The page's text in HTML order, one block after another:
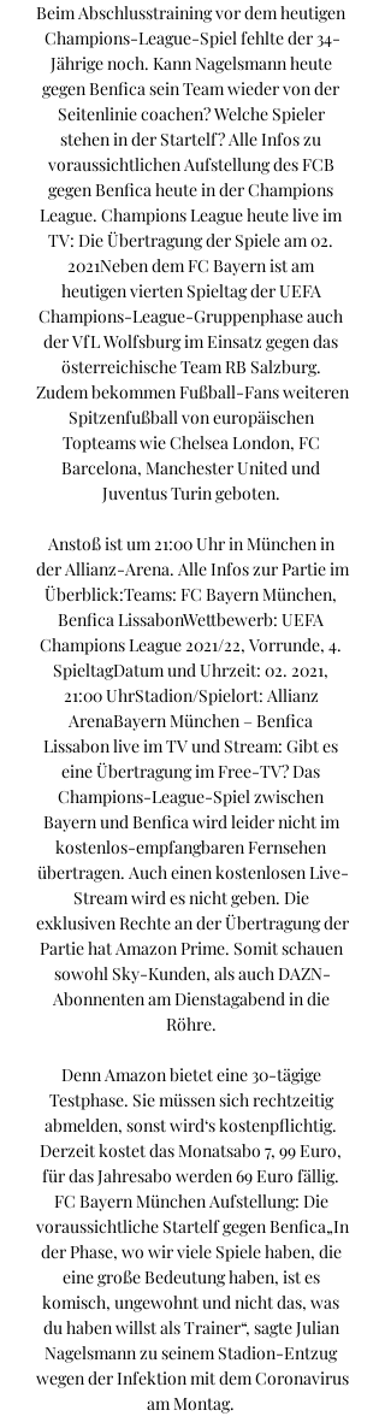
Beim Abschlusstraining vor dem heutigen
Champions-League-Spiel fehlte der 34-
Jährige noch. Kann Nagelsmann heute
gegen Benfica sein Team wieder von der
Seitenlinie coachen? Welche Spieler
stehen in der Startelf? Alle Infos zu
voraussichtlichen Aufstellung des FCB
gegen Benfica heute in der Champions
League. Champions League heute live im
TV: Die Übertragung der Spiele am 02.
2021Neben dem FC Bayern ist am
heutigen vierten Spieltag der UEFA
Champions-League-Gruppenphase auch
der VfL Wolfsburg im Einsatz gegen das
österreichische Team RB Salzburg.
Zudem bekommen Fußball-Fans weiteren
Spitzenfußball von europäischen
Topteams wie Chelsea London, FC
Barcelona, Manchester United und
Juventus Turin geboten.
Anstoß ist um 21:00 Uhr in München in
der Allianz-Arena. Alle Infos zur Partie im
Überblick:Teams: FC Bayern München,
Benfica LissabonWettbewerb: UEFA
Champions League 2021/22, Vorrunde, 4.
SpieltagDatum und Uhrzeit: 02. 2021,
21:00 UhrStadion/Spielort: Allianz
ArenaBayern München – Benfica
Lissabon live im TV und Stream: Gibt es
eine Übertragung im Free-TV? Das
Champions-League-Spiel zwischen
Bayern und Benfica wird leider nicht im
kostenlos-empfangbaren Fernsehen
übertragen. Auch einen kostenlosen Live-
Stream wird es nicht geben. Die
exklusiven Rechte an der Übertragung der
Partie hat Amazon Prime. Somit schauen
sowohl Sky-Kunden, als auch DAZN-
Abonnenten am Dienstagabend in die
Röhre.
Denn Amazon bietet eine 30-tägige
Testphase. Sie müssen sich rechtzeitig
abmelden, sonst wird‘s kostenpflichtig.
Derzeit kostet das Monatsabo 7, 99 Euro,
für das Jahresabo werden 69 Euro fällig.
FC Bayern München Aufstellung: Die
voraussichtliche Startelf gegen Benfica„In
der Phase, wo wir viele Spiele haben, die
eine große Bedeutung haben, ist es
komisch, ungewohnt und nicht das, was
du haben willst als Trainer“, sagte Julian
Nagelsmann zu seinem Stadion-Entzug
wegen der Infektion mit dem Coronavirus
am Montag.